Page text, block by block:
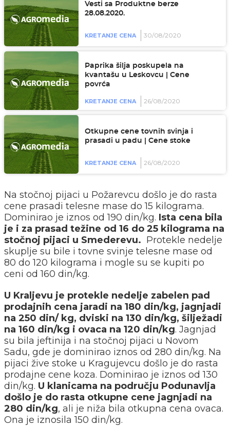
Vesti sa Produktne berze
28.08.2020.
KRETANJE CENA 30/08/2020
Paprika šilja poskupela na
kvantašu u Leskovcu | Cene
povrća
KRETANJE CENA 26/08/2020
Otkupne cene tovnih svinja i
prasadi u padu | Cene stoke
KRETANJE CENA 26/08/2020
Na stočnoj pijaci u Požarevcu došlo je do rasta
cene prasadi telesne mase do 15 kilograma.
Dominirao je iznos od 190 din/kg. Ista cena bila
je i za prasad težine od 16 do 25 kilograma na
stočnoj pijaci u Smederevu. Protekle nedelje
skuplje su bile i tovne svinje telesne mase od
80 do 120 kilograma i mogle su se kupiti po
ceni od 160 din/kg.
U Kraljevu je protekle nedelje zabelen pad
prodajnih cena jaradi na 180 din/kg, jagnjadi
na 250 din/ kg, dviski na 130 din/kg, šilježadi
na 160 din/kg i ovaca na 120 din/kg. Jagnjad
su bila jeftinija i na stočnoj pijaci u Novom
Sadu, gde je dominirao iznos od 280 din/kg. Na
pijaci žive stoke u Kragujevcu došlo je do rasta
prodajne cene koza. Dominirao je iznos od 130
din/kg. U klanicama na području Podunavlja
došlo je do rasta otkupne cene jagnjadi na
280 din/kg, ali je niža bila otkupna cena ovaca.
Ona je iznosila 150 din/kg.